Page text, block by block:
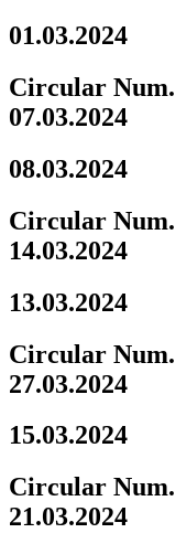
01.03.2024
Circular Num.
07.03.2024
08.03.2024
Circular Num.
14.03.2024
13.03.2024
Circular Num.
27.03.2024
15.03.2024
Circular Num.
21.03.2024